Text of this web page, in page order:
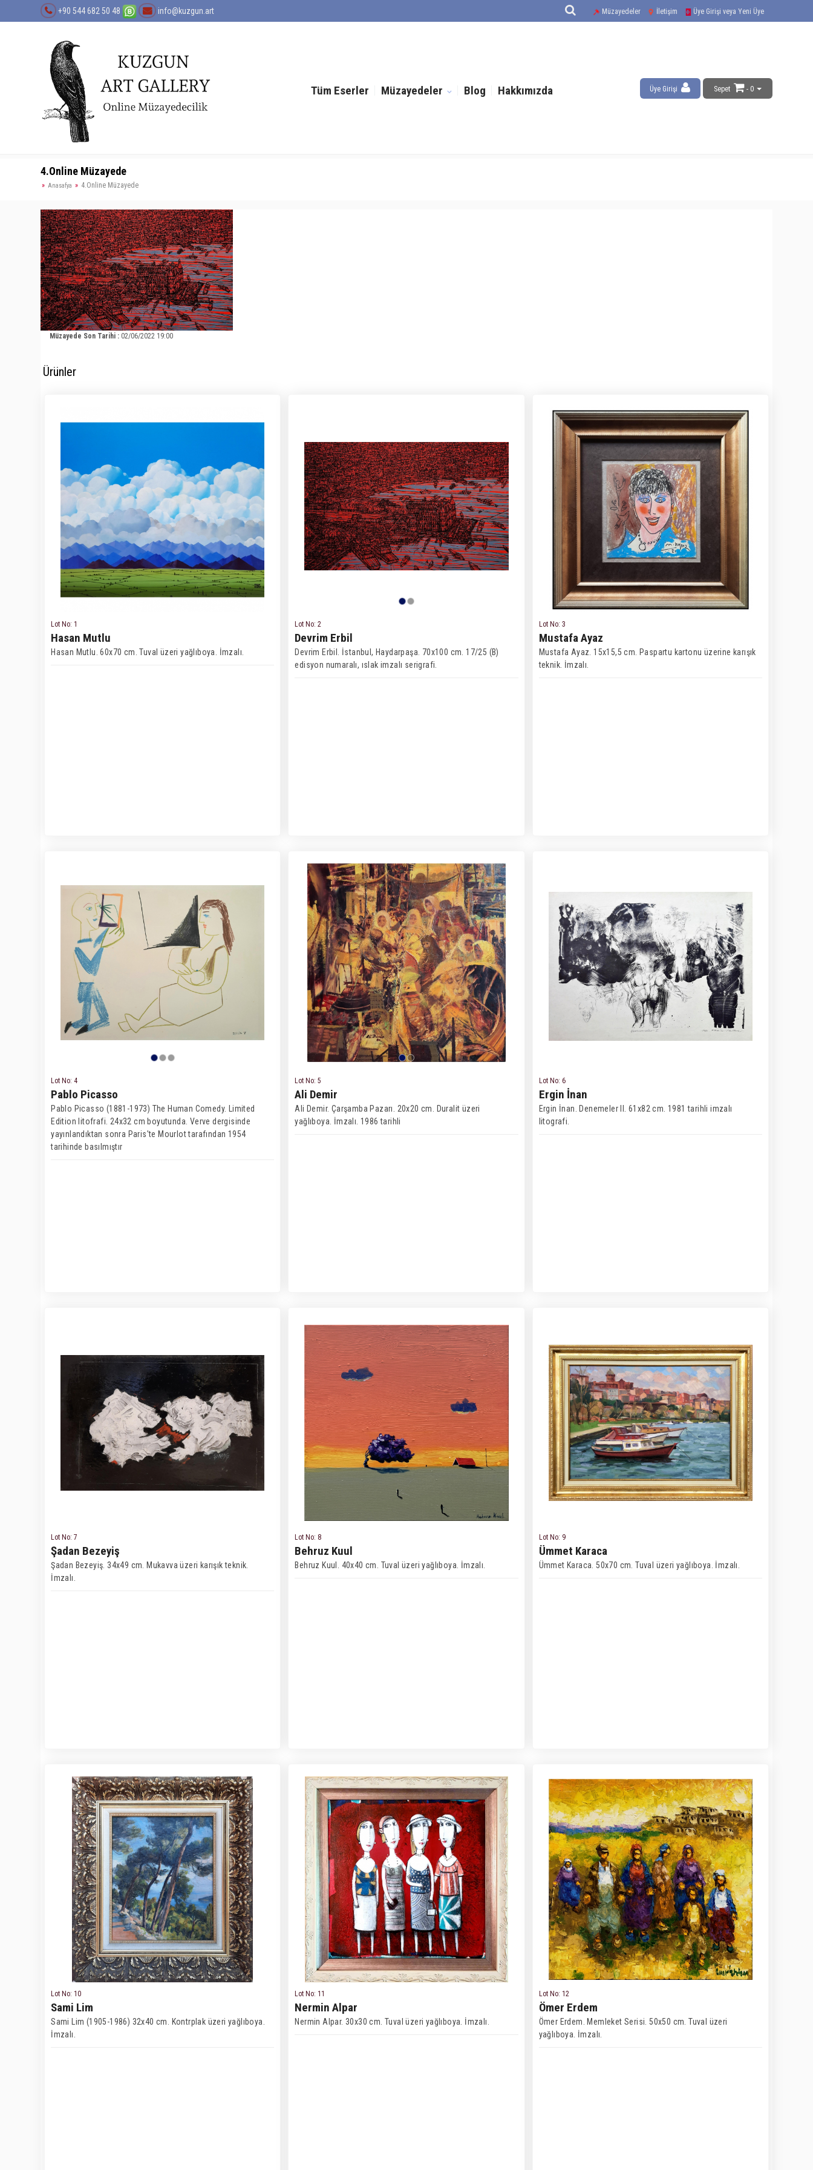
+90 544 682 50 48 info@kuzgun.art Müzayedeler İletişim Üye Girişi veya Yeni Üye
Sepet - 0
Üye Girişi
Tüm Eserler Müzayedeler Blog Hakkımızda
4.Online Müzayede
Anasafya 4.Online Müzayede
Müzayede Son Tarihi : 02/06/2022 19:00
Ürünler
Lot No: 1
Hasan Mutlu
Hasan Mutlu. 60x70 cm. Tuval üzeri yağlıboya. İmzalı.
Lot No: 2
Devrim Erbil
Devrim Erbil. İstanbul, Haydarpaşa. 70x100 cm. 17/25 (B)
edisyon numaralı, ıslak imzalı serigrafi.
Lot No: 3
Mustafa Ayaz
Mustafa Ayaz. 15x15,5 cm. Paspartu kartonu üzerine karışık
teknik. İmzalı.
Lot No: 4
Pablo Picasso
Pablo Picasso (1881-1973) The Human Comedy. Limited
Edition litofrafi. 24x32 cm boyutunda. Verve dergisinde
yayınlandıktan sonra Paris'te Mourlot tarafından 1954
tarihinde basılmıştır
Lot No: 5
Ali Demir
Ali Demir. Çarşamba Pazarı. 20x20 cm. Duralit üzeri
yağlıboya. İmzalı. 1986 tarihli
Lot No: 6
Ergin İnan
Ergin İnan. Denemeler II. 61x82 cm. 1981 tarihli imzalı
litografi.
Lot No: 7
Şadan Bezeyiş
Şadan Bezeyiş. 34x49 cm. Mukavva üzeri karışık teknik.
İmzalı.
Lot No: 8
Behruz Kuul
Behruz Kuul. 40x40 cm. Tuval üzeri yağlıboya. İmzalı.
Lot No: 9
Ümmet Karaca
Ümmet Karaca. 50x70 cm. Tuval üzeri yağlıboya. İmzalı.
Lot No: 10
Sami Lim
Sami Lim (1905-1986) 32x40 cm. Kontrplak üzeri yağlıboya.
İmzalı.
Lot No: 11
Nermin Alpar
Nermin Alpar. 30x30 cm. Tuval üzeri yağlıboya. İmzalı.
Lot No: 12
Ömer Erdem
Ömer Erdem. Memleket Serisi. 50x50 cm. Tuval üzeri
yağlıboya. İmzalı.